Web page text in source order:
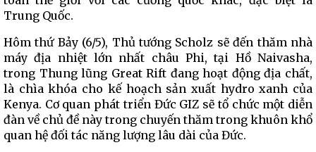
Trung Quốc.
Hôm thứ Bảy (6/5), Thủ tướng Scholz sẽ đến thăm nhà
máy địa nhiệt lớn nhất châu Phi, tại Hồ Naivasha,
trong Thung lũng Great Rift đang hoạt động địa chất,
là chìa khóa cho kế hoạch sản xuất hydro xanh của
Kenya. Cơ quan phát triển Đức GIZ sẽ tổ chức một diễn
đàn về chủ đề này trong chuyến thăm trong khuôn khổ
quan hệ đối tác năng lượng lâu dài của Đức.